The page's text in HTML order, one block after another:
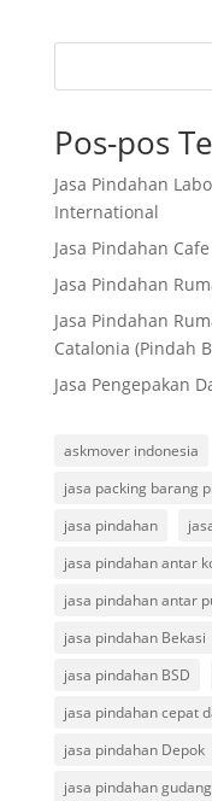
Pos-pos
Jasa Pindahan
International
Jasa Pindahan
Jasa Pindahan
Jasa Pindahan
Catalonia (Pindah
Jasa Pengepakan
askmover indonesia
jasa packing barang
jasa pindahan
jasa pindahan antar
jasa pindahan antar
jasa pindahan Bekasi
jasa pindahan BSD
jasa pindahan cepat
jasa pindahan Depok
jasa pindahan gudang